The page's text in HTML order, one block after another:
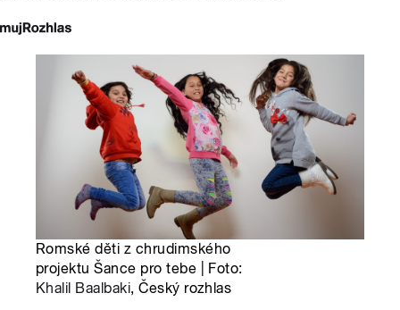
Romské děti z chrudimského
projektu Šance pro tebe | Foto:
Khalil Baalbaki, Český rozhlas